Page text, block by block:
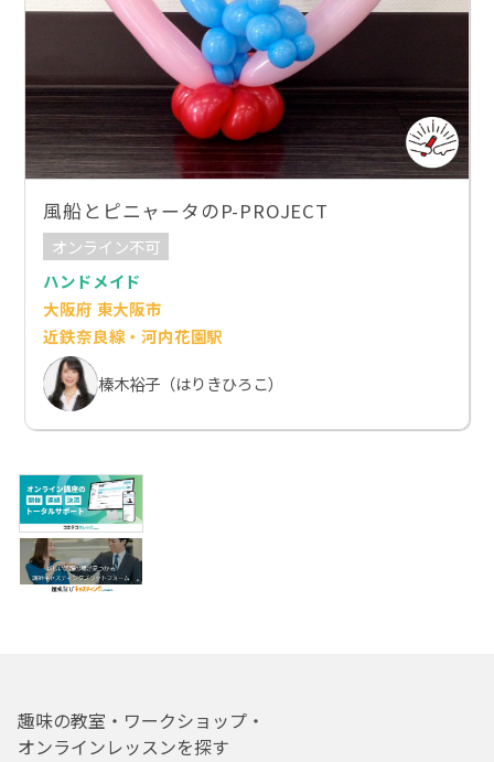
風船とピニャータのP-PROJECT
オンライン不可
ハンドメイド
大阪府 東大阪市
近鉄奈良線・河内花園駅
榛木裕子（はりきひろこ）
趣味の教室・ワークショップ・
オンラインレッスンを探す